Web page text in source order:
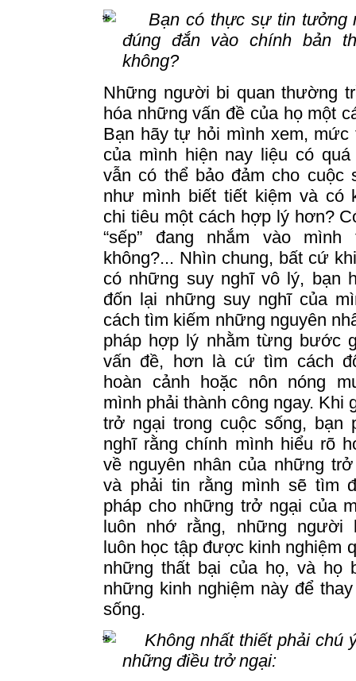
Bạn có thực sự tin tưởng
đúng đắn vào chính bản
không?
Những người bi quan thường
hóa những vấn đề của họ một
Bạn hãy tự hỏi mình xem, mức
của mình hiện nay liệu có quá
vẫn có thể bảo đảm cho cuộc
như mình biết tiết kiệm và có
chi tiêu một cách hợp lý hơn?
“sếp” đang nhắm vào mình
không?... Nhìn chung, bất cứ
có những suy nghĩ vô lý, bạn
đốn lại những suy nghĩ của
cách tìm kiếm những nguyên
pháp hợp lý nhằm từng bước
vấn đề, hơn là cứ tìm cách
hoàn cảnh hoặc nôn nóng
mình phải thành công ngay. Khi
trở ngại trong cuộc sống, bạn
nghĩ rằng chính mình hiểu rõ
về nguyên nhân của những
và phải tin rằng mình sẽ tìm
pháp cho những trở ngại của
luôn nhớ rằng, những người
luôn học tập được kinh nghiệm
những thất bại của họ, và họ
những kinh nghiệm này để
sống.
Không nhất thiết phải chú
những điều trở ngại: